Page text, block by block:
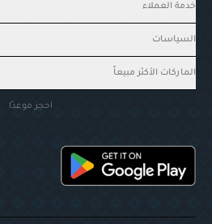
خدمة العملاء
السياسات
الماركات الأكثر مبيعاً
احجز موعدًا